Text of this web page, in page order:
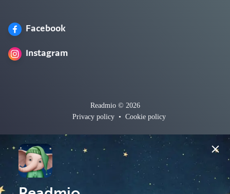
Facebook
Instagram
Readmio © 2026
Privacy policy • Cookie policy